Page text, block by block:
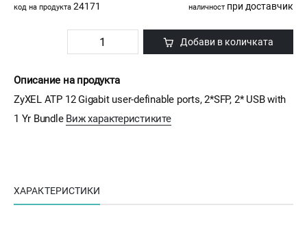
код на продукта 24171 наличност при доставчик
Добави в количката
Описание на продукта
ZyXEL ATP 12 Gigabit user-definable ports, 2*SFP, 2* USB with
1 Yr Bundle Виж характеристиките
ХАРАКТЕРИСТИКИ